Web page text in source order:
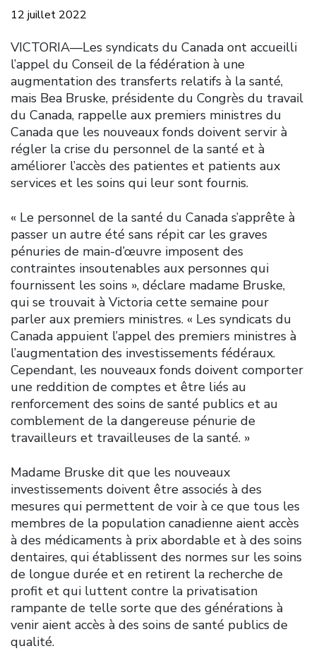
12 juillet 2022
VICTORIA––Les syndicats du Canada ont accueilli
l’appel du Conseil de la fédération à une
augmentation des transferts relatifs à la santé,
mais Bea Bruske, présidente du Congrès du travail
du Canada, rappelle aux premiers ministres du
Canada que les nouveaux fonds doivent servir à
régler la crise du personnel de la santé et à
améliorer l’accès des patientes et patients aux
services et les soins qui leur sont fournis.
« Le personnel de la santé du Canada s’apprête à
passer un autre été sans répit car les graves
pénuries de main-d’œuvre imposent des
contraintes insoutenables aux personnes qui
fournissent les soins », déclare madame Bruske,
qui se trouvait à Victoria cette semaine pour
parler aux premiers ministres. « Les syndicats du
Canada appuient l’appel des premiers ministres à
l’augmentation des investissements fédéraux.
Cependant, les nouveaux fonds doivent comporter
une reddition de comptes et être liés au
renforcement des soins de santé publics et au
comblement de la dangereuse pénurie de
travailleurs et travailleuses de la santé. »
Madame Bruske dit que les nouveaux
investissements doivent être associés à des
mesures qui permettent de voir à ce que tous les
membres de la population canadienne aient accès
à des médicaments à prix abordable et à des soins
dentaires, qui établissent des normes sur les soins
de longue durée et en retirent la recherche de
profit et qui luttent contre la privatisation
rampante de telle sorte que des générations à
venir aient accès à des soins de santé publics de
qualité.